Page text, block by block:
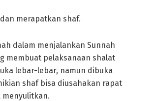
merapatkan shaf.
dalam menjalankan Sunnah
membuat pelaksanaan shalat
lebar-lebar, namun dibuka
shaf bisa diusahakan rapat